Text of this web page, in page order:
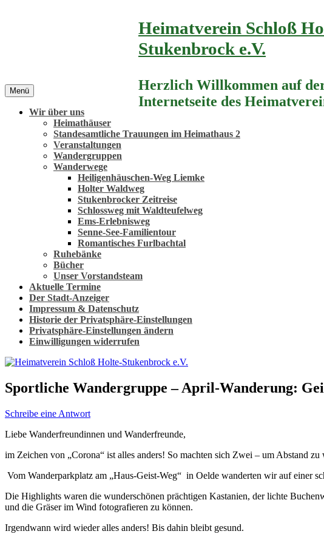
Heimatverein Schloß
Stukenbrock e.V.
Herzlich Willkommen auf
Internetseite des
Menü
Wir über uns
Heimathäuser
Standesamtliche Trauungen im Heimathaus 2
Veranstaltungen
Wandergruppen
Wanderwege
Heiligenhäuschen-Weg Liemke
Holter Waldweg
Stukenbrocker Zeitreise
Schlossweg mit Waldteufelweg
Ems-Erlebnisweg
Senne-See-Familientour
Romantisches Furlbachtal
Ruhebänke
Bücher
Unser Vorstandsteam
Aktuelle Termine
Der Stadt-Anzeiger
Impressum & Datenschutz
Historie der Privatsphäre-Einstellungen
Privatsphäre-Einstellungen ändern
Einwilligungen widerrufen
Sportliche Wandergruppe – April-Wanderung:
Schreibe eine Antwort
Liebe Wanderfreundinnen und Wanderfreunde,
im Zeichen von „Corona“ ist alles anders! So machten sich Zwei – um Abstand
Vom Wanderparkplatz am „Haus-Geist-Weg“ in Oelde wanderten wir auf einer
Die Highlights waren die wunderschönen prächtigen Kastanien, der lichte
und die Gräser im Wind fotografieren zu können.
Irgendwann wird wieder alles anders! Bis dahin bleibt gesund.